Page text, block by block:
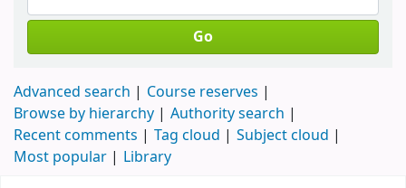
Go
Advanced search
Course reserves
Browse by hierarchy
Authority search
Recent comments
Tag cloud
Subject cloud
Most popular
Library